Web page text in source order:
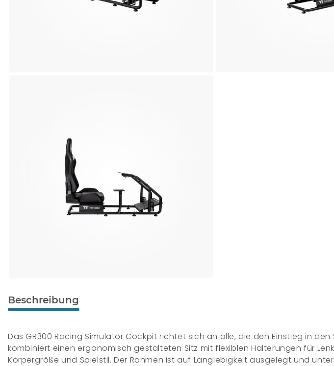
Beschreibung
Das GR300 Racing Simulator Cockpit richtet sich an alle, die den Einstieg in
kombiniert einen ergonomisch gestalteten Sitz mit flexiblen Halterungen für
Körpergröße und Spielstil. Der Rahmen ist auf Langlebigkeit ausgelegt und